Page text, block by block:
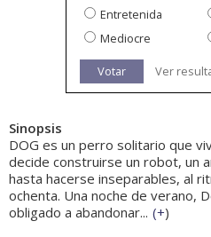
Entretenida
Mediocre
Votar Ver
Sinopsis
DOG es un perro solitario que
decide construirse un robot, un
hasta hacerse inseparables, al
ochenta. Una noche de verano,
obligado a abandonar... (+)